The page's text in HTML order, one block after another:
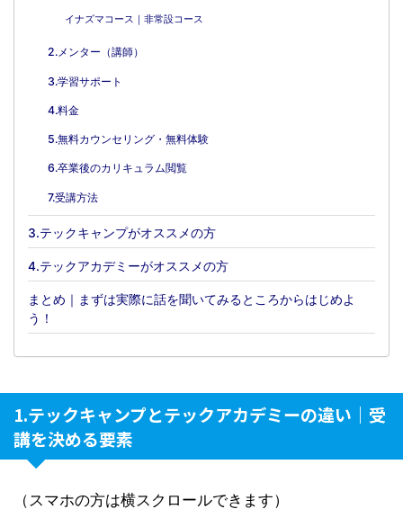
イナズマコース｜非常設コース
2.メンター（講師）
3.学習サポート
4.料金
5.無料カウンセリング・無料体験
6.卒業後のカリキュラム閲覧
7.受講方法
3.テックキャンプがオススメの方
4.テックアカデミーがオススメの方
まとめ｜まずは実際に話を聞いてみるところからはじめよ
う！
1.テックキャンプとテックアカデミーの違い｜受
講を決める要素
（スマホの方は横スクロールできます）